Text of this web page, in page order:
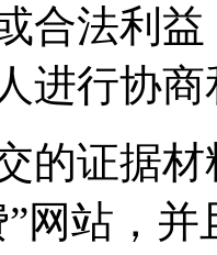
合法利
进行协
的证据
网站，